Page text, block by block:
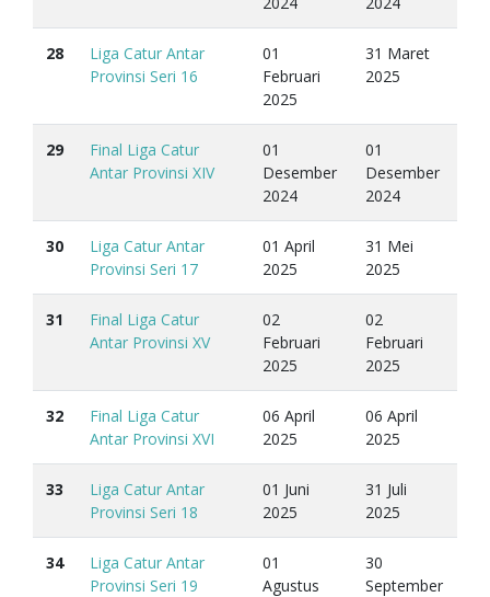
28
Liga Catur Antar
Provinsi Seri 16
01
Februari
2025
31 Maret
2025
29
Final Liga Catur
Antar Provinsi XIV
01
Desember
2024
01
Desember
2024
30
Liga Catur Antar
Provinsi Seri 17
01 April
2025
31 Mei
2025
31
Final Liga Catur
Antar Provinsi XV
02
Februari
2025
02
Februari
2025
32
Final Liga Catur
Antar Provinsi XVI
06 April
2025
06 April
2025
33
Liga Catur Antar
Provinsi Seri 18
01 Juni
2025
31 Juli
2025
34
Liga Catur Antar
Provinsi Seri 19
01
Agustus
30
September